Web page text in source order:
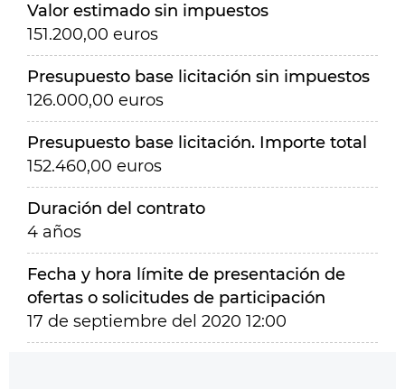
Valor estimado sin impuestos
151.200,00 euros
Presupuesto base licitación sin impuestos
126.000,00 euros
Presupuesto base licitación. Importe total
152.460,00 euros
Duración del contrato
4 años
Fecha y hora límite de presentación de
ofertas o solicitudes de participación
17 de septiembre del 2020 12:00